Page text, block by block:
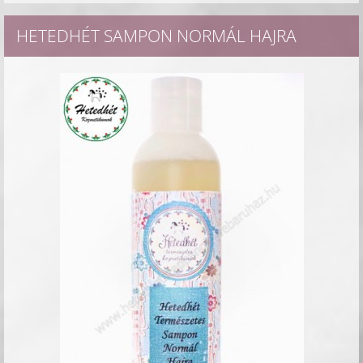
HETEDHÉT SAMPON NORMÁL HAJRA